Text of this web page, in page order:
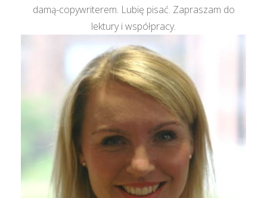
damą-copywriterem. Lubię pisać. Zapraszam do
lektury i współpracy.